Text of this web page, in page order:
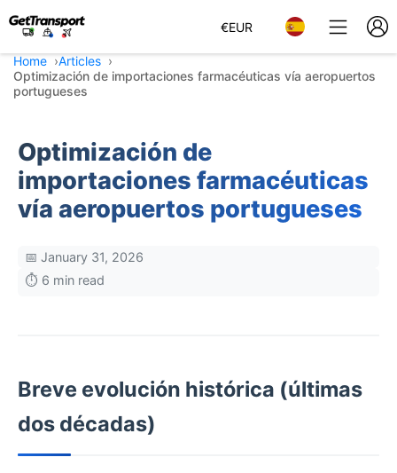
€EUR
Home
Articles
Optimización de importaciones farmacéuticas vía aeropuertos
portugueses
Optimización de
importaciones farmacéuticas
vía aeropuertos portugueses
📅 January 31, 2026
⏱️ 6 min read
Breve evolución histórica (últimas
dos décadas)